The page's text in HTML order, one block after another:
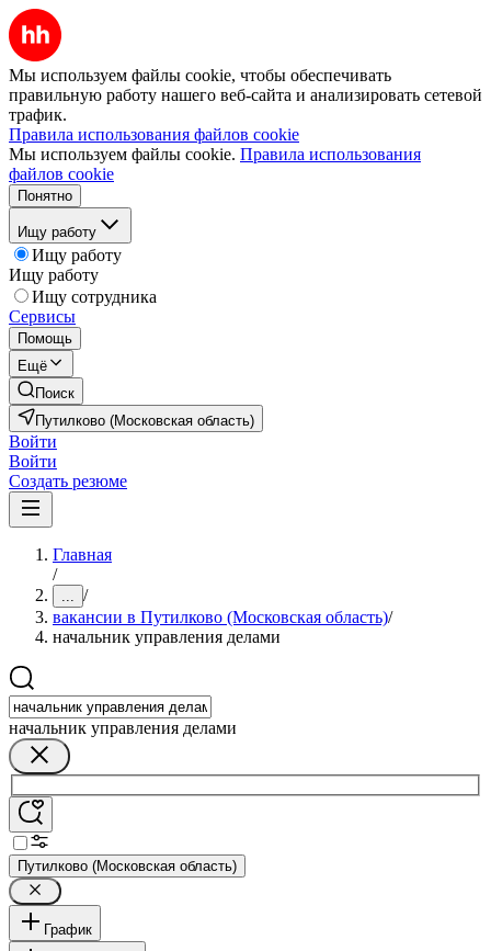
Мы используем файлы cookie, чтобы обеспечивать
правильную работу нашего веб-сайта и анализировать сетевой
трафик.
Правила использования файлов cookie
Мы используем файлы cookie. Правила использования
файлов cookie
Понятно
Ищу работу
Ищу работу
Ищу работу
Ищу сотрудника
Сервисы
Помощь
Ещё
Поиск
Путилково (Московская область)
Войти
Войти
Создать резюме
Главная
/
... /
вакансии в Путилково (Московская область)/
начальник управления делами
начальник управления делами
Путилково (Московская область)
График